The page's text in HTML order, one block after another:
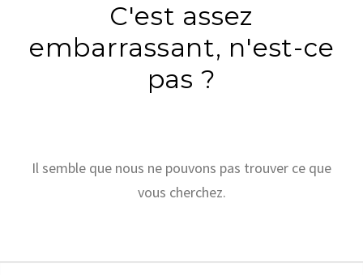
Rechercher
C'est assez
embarrassant, n'est-ce
pas ?
Il semble que nous ne pouvons pas trouver ce que
vous cherchez.